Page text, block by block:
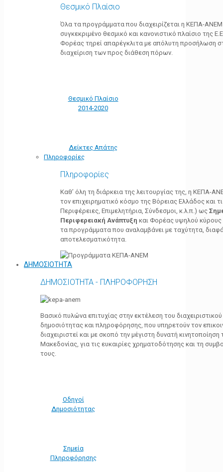
Θεσμικό Πλαίσιο
Όλα τα προγράμματα που διαχειρίζεται η ΚΕΠΑ-
συγκεκριμένο θεσμικό και κανονιστικό πλαίσιο της
Φορέας τηρεί απαρέγκλιτα με απόλυτη προσήλωση
διαχείριση των προς διάθεση πόρων.
Θεσμικό Πλαίσιο
2014-2020
Δείκτες Απάτης
Πληροφορίες
Πληροφορίες
Καθ’ όλη τη διάρκεια της λειτουργίας της, η ΚΕΠΑ-
τον επιχειρηματικό κόσμο της Βόρειας Ελλάδος και
Περιφέρειες, Επιμελητήρια, Σύνδεσμοι, κ.λ.π.) ως
Περιφερειακή Ανάπτυξη και Φορέας υψηλού κύρους
τα προγράμματα που αναλαμβάνει με ταχύτητα,
αποτελεσματικότητα.
ΔΗΜΟΣΙΟΤΗΤΑ
ΔΗΜΟΣΙΟΤΗΤΑ - ΠΛΗΡΟΦΟΡΗΣΗ
Βασικό πυλώνα επιτυχίας στην εκτέλεση του
δημοσιότητας και πληροφόρησης, που υπηρετούν τον
διαχειριστεί και με σκοπό την μέγιστη δυνατή
Μακεδονίας, για τις ευκαιρίες χρηματοδότησης και τη
τους.
Οδηγοί
Δημοσιότητας
Σημεία
Πληροφόρησης